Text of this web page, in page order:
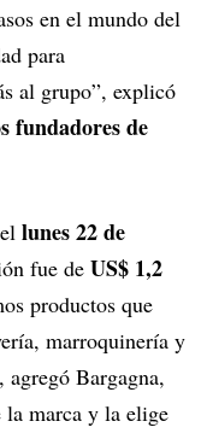
en el mundo del
para
al grupo”, explicó
fundadores de
lunes 22 de
fue de US$ 1,2
productos que
marroquinería y
agregó Bargagna,
la marca y la elige